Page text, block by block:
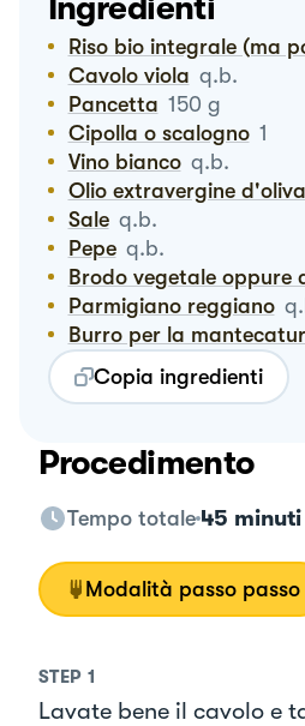
Ingredienti
Riso bio integrale (ma
Cavolo viola q.b.
Pancetta 150 g
Cipolla o scalogno 1
vino bianco q.b.
Olio extravergine d'oliva
Sale q.b.
Pepe q.b.
Brodo vegetale
Parmigiano reggiano
Burro per la
Copia ingredienti
Procedimento
Tempo totale 45 minuti
Modalità passo passo
STEP 1
Lavate bene il cavolo e